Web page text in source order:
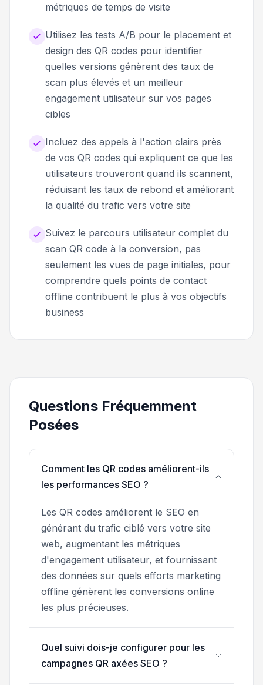
métriques de temps de visite
Utilisez les tests A/B pour le placement et
design des QR codes pour identifier
quelles versions génèrent des taux de
scan plus élevés et un meilleur
engagement utilisateur sur vos pages
cibles
Incluez des appels à l'action clairs près
de vos QR codes qui expliquent ce que les
utilisateurs trouveront quand ils scannent,
réduisant les taux de rebond et améliorant
la qualité du trafic vers votre site
Suivez le parcours utilisateur complet du
scan QR code à la conversion, pas
seulement les vues de page initiales, pour
comprendre quels points de contact
offline contribuent le plus à vos objectifs
business
Questions Fréquemment
Posées
Comment les QR codes améliorent-ils
les performances SEO ?
Les QR codes améliorent le SEO en
générant du trafic ciblé vers votre site
web, augmentant les métriques
d'engagement utilisateur, et fournissant
des données sur quels efforts marketing
offline génèrent les conversions online
les plus précieuses.
Quel suivi dois-je configurer pour les
campagnes QR axées SEO ?